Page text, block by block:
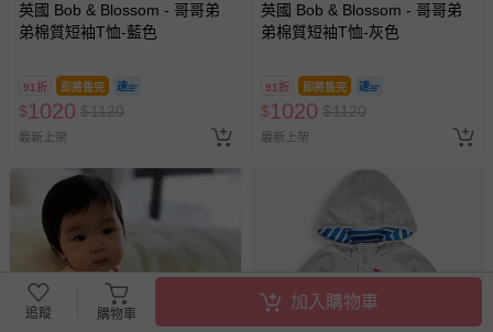
英國 Bob & Blossom - 哥哥弟
弟棉質短袖T恤-藍色
91折 即將售完
$1020 $1120
最新上架
英國 Bob & Blossom - 哥哥弟
弟棉質短袖T恤-灰色
91折 即將售完
$1020 $1120
最新上架
追蹤 購物車
加入購物車